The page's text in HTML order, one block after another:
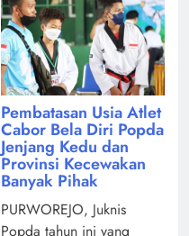
Pembatasan Usia Atlet
Cabor Bela Diri Popda
Jenjang Kedu dan
Provinsi Kecewakan
Banyak Pihak
PURWOREJO, Juknis
Popda tahun ini yang